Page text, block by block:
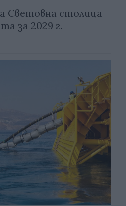
Световна столица
за 2029 г.